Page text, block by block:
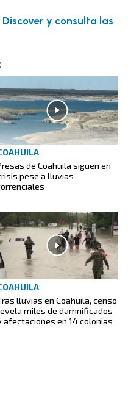
y consulta las
de Coahuila siguen en
pese a lluvias
lluvias en Coahuila, censo
miles de damnificados
afectaciones en 14 colonias